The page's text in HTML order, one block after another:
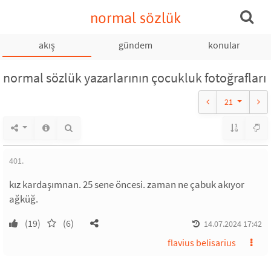
normal sözlük
akış gündem konular
normal sözlük yazarlarının çocukluk fotoğrafları
21
401.
kız kardaşımnan. 25 sene öncesi. zaman ne çabuk akıyor
ağküğ.
(19) (6) 14.07.2024 17:42
flavius belisarius